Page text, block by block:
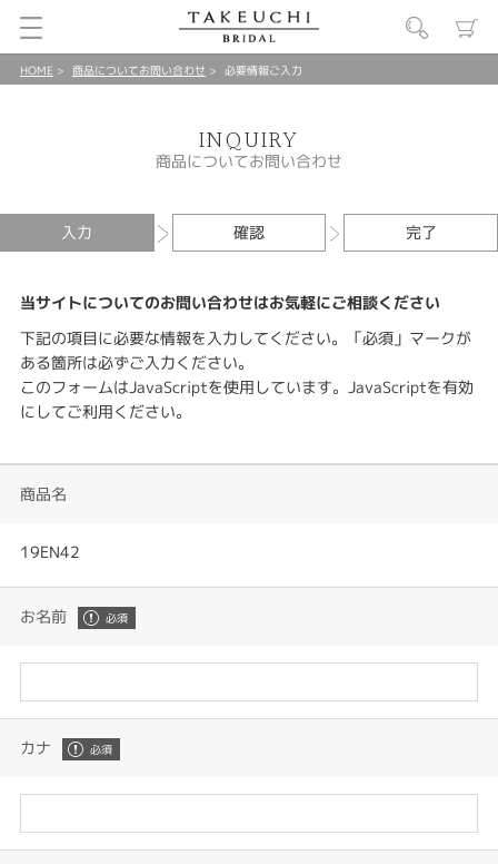
HOME 商品についてお問い合わせ 必要情報ご入力
INQUIRY
商品についてお問い合わせ
入力 確認 完了
当サイトについてのお問い合わせはお気軽にご相談ください
下記の項目に必要な情報を入力してください。「必須」マークが
ある箇所は必ずご入力ください。
このフォームはJavaScriptを使用しています。JavaScriptを有効
にしてご利用ください。
商品名
19EN42
お名前
カナ